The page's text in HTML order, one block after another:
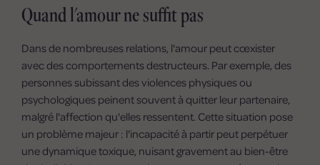
Quand l'amour ne suffit pas
Dans de nombreuses relations, l'amour peut cœxister
avec des comportements destructeurs. Par exemple, des
personnes subissant des violences physiques ou
psychologiques peinent souvent à quitter leur partenaire,
malgré l'affection qu'elles ressentent. Cette situation pose
un problème majeur : l'incapacité à partir peut perpétuer
une dynamique toxique, nuisant gravement au bien-être